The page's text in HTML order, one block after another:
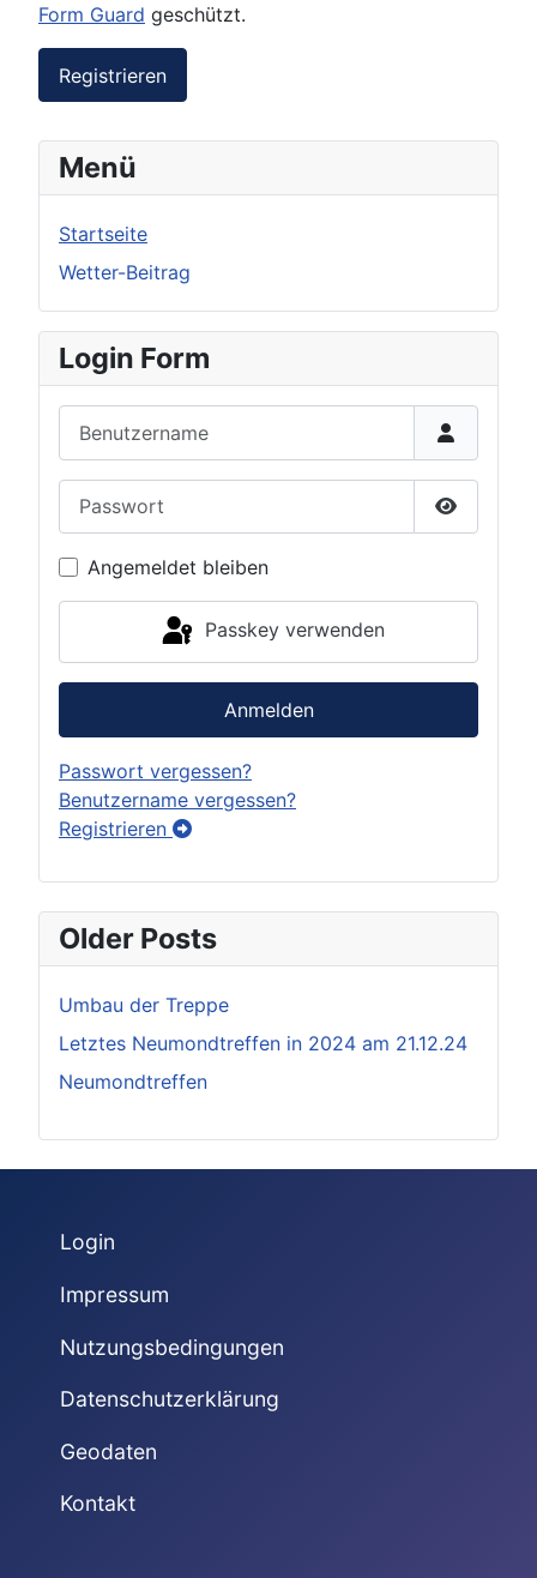
Form Guard geschützt.
Registrieren
Menü
Startseite
Wetter-Beitrag
Login Form
Passwort
Angemeldet bleiben
Passkey verwenden
Anmelden
Passwort vergessen?
Benutzername vergessen?
Registrieren
Older Posts
Umbau der Treppe
Letztes Neumondtreffen in 2024 am 21.12.24
Neumondtreffen
Login
Impressum
Nutzungsbedingungen
Datenschutzerklärung
Geodaten
Kontakt